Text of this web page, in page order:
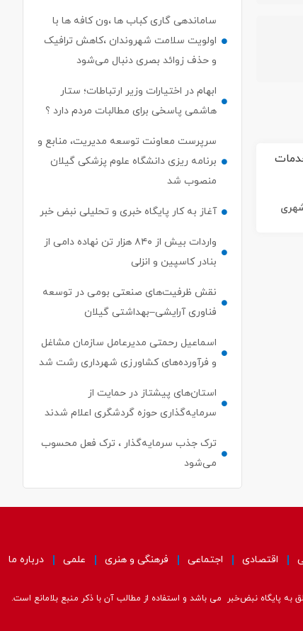
ساماندهی گاری کباب ها ،ون کافه ها با
اولویت سلامت شهروندان ،کاهش ترافیک
و حذف زوائد بصری دنبال می‌شود
ابهام در اختیارات وزیر ارتباطات؛ ستار
هاشمی پاسخی برای مطالبات مردم دارد ؟
سرپرست معاونت توسعه مدیریت، منابع و
برنامه ریزی دانشگاه علوم پزشکی گیلان
منصوب شد
آغاز به کار پایگاه خبری و تحلیلی نبض خبر
واردات بیش از ۸۴۰ هزار تن نهاده دامی از
بنادر كاسپین و انزلی
نقش ظرفیت‌های صنعتی بومی در توسعه
فناوری آرایشی–بهداشتی گیلان
اسماعیل رحمتی مدیرعامل سازمان مشاغل
و فرآورده‌های کشاورزی شهرداری رشت شد
استان‌های پیشتاز در حمایت از
سرمایه‌گذاری حوزه گردشگری اعلام شدند
ترک جذب سرمایه‌گذار ، ترک فعل محسوب
می‌شود
اقتصادی اجتماعی فرهنگی و هنری علمی درباره ما
به پایگاه نبض‌خبر می باشد و استفاده از مطالب آن با ذکر منبع بلامانع است.